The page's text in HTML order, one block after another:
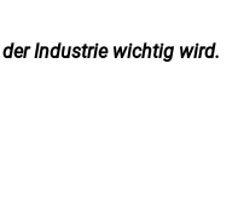
Industrie wichtig wird.